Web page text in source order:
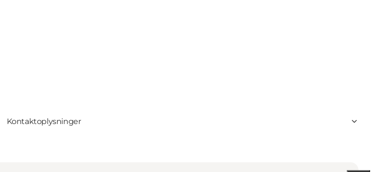
Kontaktoplysninger